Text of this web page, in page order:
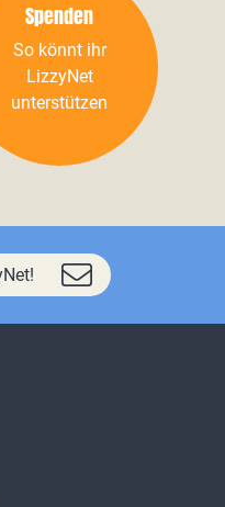
Spenden
So könnt ihr
LizzyNet
unterstützen